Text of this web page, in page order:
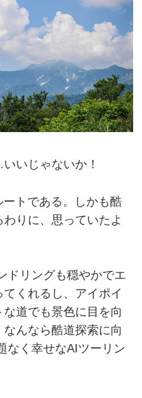
いじゃないか！
トである。しかも酷
りに、思っていたよ
ドリングも穏やかでエ
くれるし、アイポイ
道でも景色に目を向
んなら酷道探索に向
なく幸せなAIツーリン